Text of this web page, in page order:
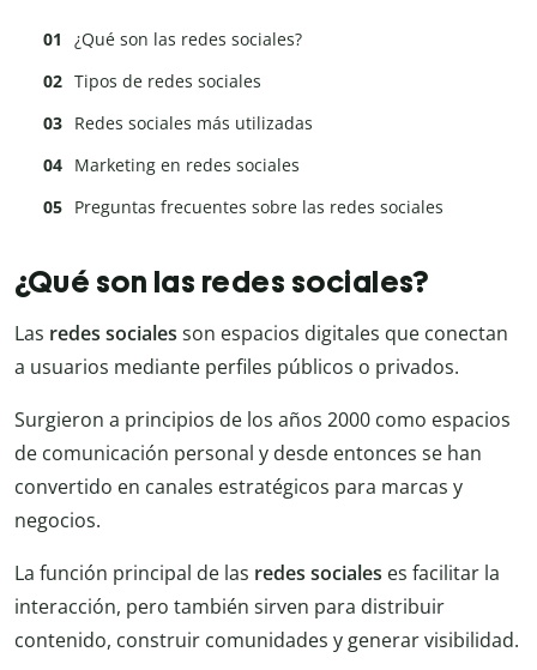
¿Qué son las redes sociales?
Tipos de redes sociales
Redes sociales más utilizadas
Marketing en redes sociales
Preguntas frecuentes sobre las redes sociales
¿Qué son las redes sociales?
Las redes sociales son espacios digitales que conectan
a usuarios mediante perfiles públicos o privados.
Surgieron a principios de los años 2000 como espacios
de comunicación personal y desde entonces se han
convertido en canales estratégicos para marcas y
negocios.
La función principal de las redes sociales es facilitar la
interacción, pero también sirven para distribuir
contenido, construir comunidades y generar visibilidad.